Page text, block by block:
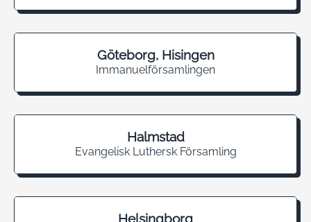
Göteborg, Hisingen
Immanuelförsamlingen
Halmstad
Evangelisk Luthersk Församling
Helsingborg